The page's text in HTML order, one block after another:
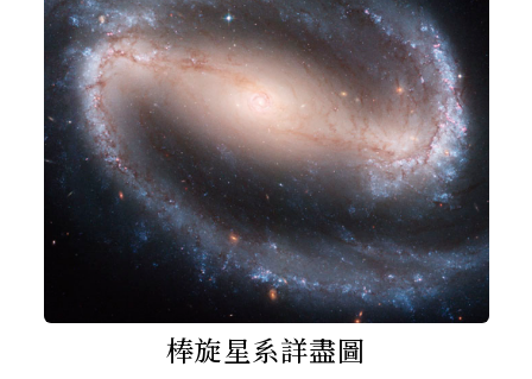
棒旋星系詳盡圖